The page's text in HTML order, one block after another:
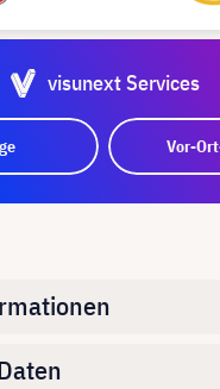
visunext Services
Vor-